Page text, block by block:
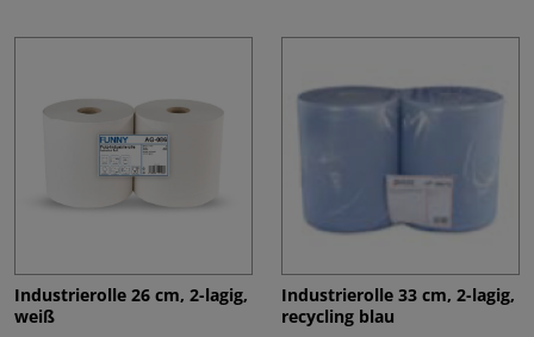
Industrierolle 26 cm, 2-lagig,
weiß
Industrierolle 33 cm, 2-lagig,
recycling blau